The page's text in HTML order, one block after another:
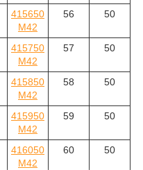
415650
M42
56 50
415750
M42
57 50
415850
M42
58 50
415950
M42
59 50
416050
M42
60 50